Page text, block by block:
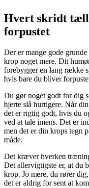
Hvert skridt
forpustet
Der er mange gode
krop noget mere. Dit
forebygger en lang række
hvis bare du bliver
Du gør noget godt for dig
hjerte slå hurtigere. Når
det er rigtig godt, hvis du
ved at tale imens. Det er
men det er din krops tegn
måde.
Det kræver hverken
Det allervigtigste er, at du
krop. Jo mere, du rører
det er aldrig for sent at